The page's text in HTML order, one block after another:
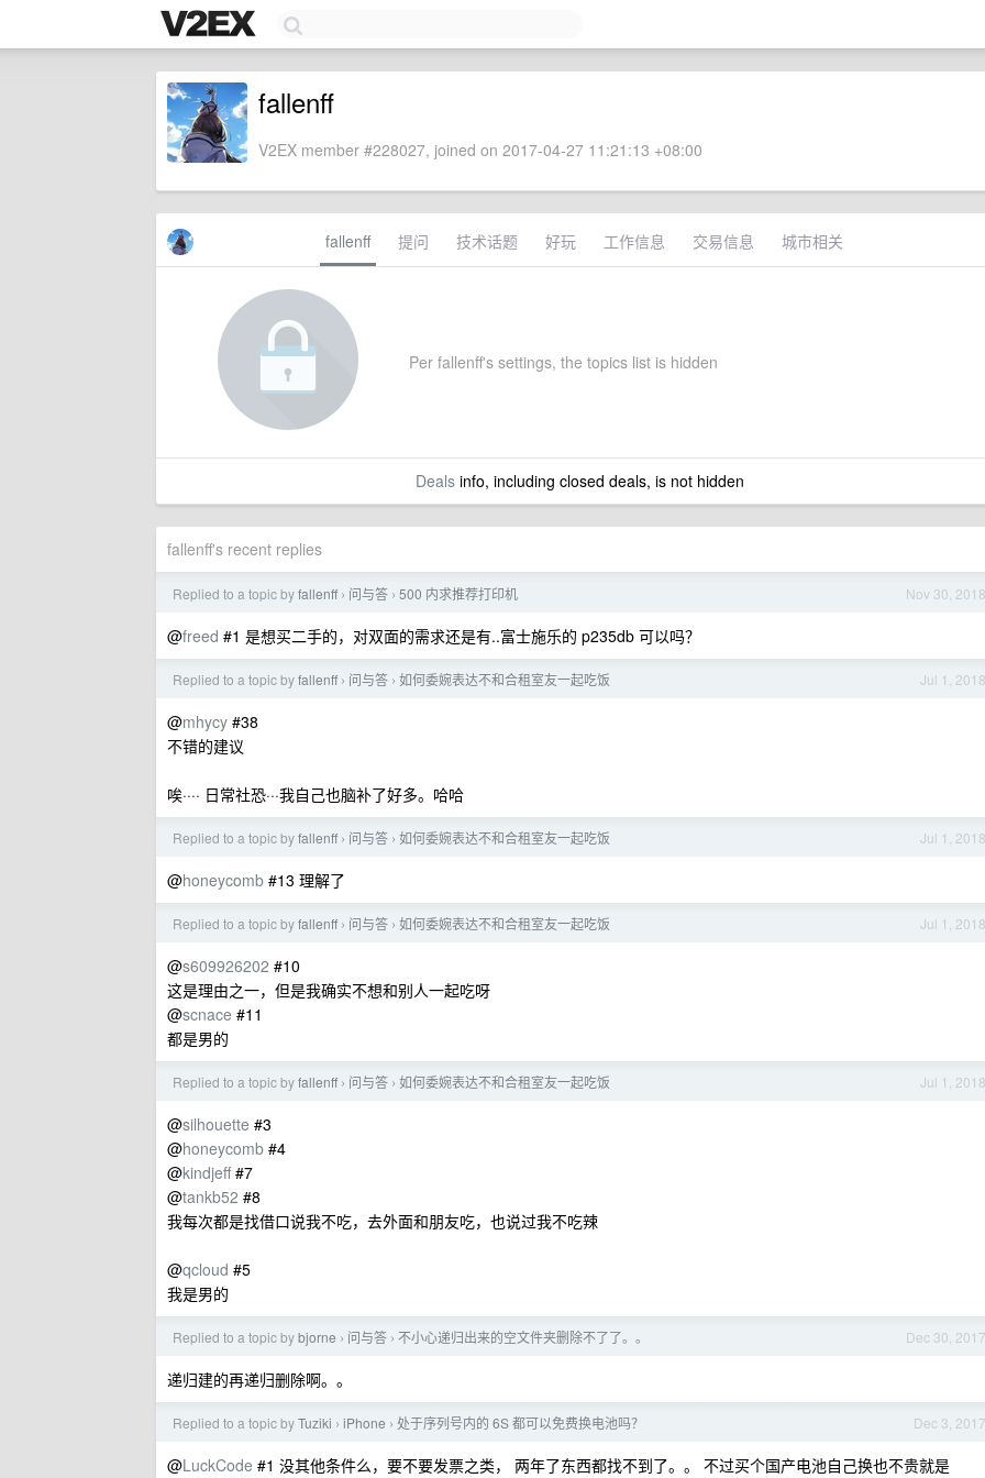
fallenff
V2EX member #228027, joined on 2017-04-27 11:21:13 +08:00
fallenff 提问 技术话题 好玩 工作信息 交易信息 城市相关
Per fallenff's settings, the topics list is hidden
Dealsinfo, including closed deals, is not hidden
fallenff's recent replies
Nov 30, 2018
Replied to a topic byfallenff › 问与答 › 500 内求推荐打印机
@freed #1 是想买二手的，对双面的需求还是有..富士施乐的 p235db 可以吗？
Jul 1, 2018
Replied to a topic byfallenff › 问与答 › 如何委婉表达不和合租室友一起吃饭
@mhycy #38
不错的建议
唉···· 日常社恐···我自己也脑补了好多。哈哈
Jul 1, 2018
Replied to a topic byfallenff › 问与答 › 如何委婉表达不和合租室友一起吃饭
@honeycomb #13 理解了
Jul 1, 2018
Replied to a topic byfallenff › 问与答 › 如何委婉表达不和合租室友一起吃饭
@s609926202 #10
这是理由之一，但是我确实不想和别人一起吃呀
@scnace #11
都是男的
Jul 1, 2018
Replied to a topic byfallenff › 问与答 › 如何委婉表达不和合租室友一起吃饭
@silhouette #3
@honeycomb #4
@kindjeff#7
@tankb52 #8
我每次都是找借口说我不吃，去外面和朋友吃，也说过我不吃辣
@qcloud #5
我是男的
Dec 30, 2017
Replied to a topic bybjorne › 问与答 › 不小心递归出来的空文件夹删除不了了。。
递归建的再递归删除啊。。
Dec 3, 2017
Replied to a topic byTuziki › iPhone › 处于序列号内的 6S 都可以免费换电池吗？
@LuckCode #1 没其他条件么，要不要发票之类， 两年了东西都找不到了。。 不过买个国产电池自己换也不贵就是